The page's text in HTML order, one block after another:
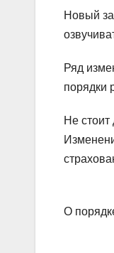
Новый
Ряд
порядки
Не стоит
О